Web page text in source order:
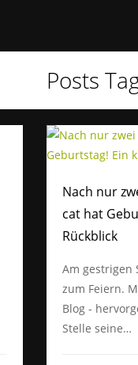
Posts
Nach nur
cat hat
Rückblick
Am gestrigen
zum Feiern.
Blog -
Stelle seine…